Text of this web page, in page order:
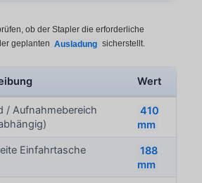
ob der Stapler die erforderliche
geplanten Ausladung sicherstellt.
Wert
/ Aufnahmebereich
410
mm
Einfahrtasche
188
mm